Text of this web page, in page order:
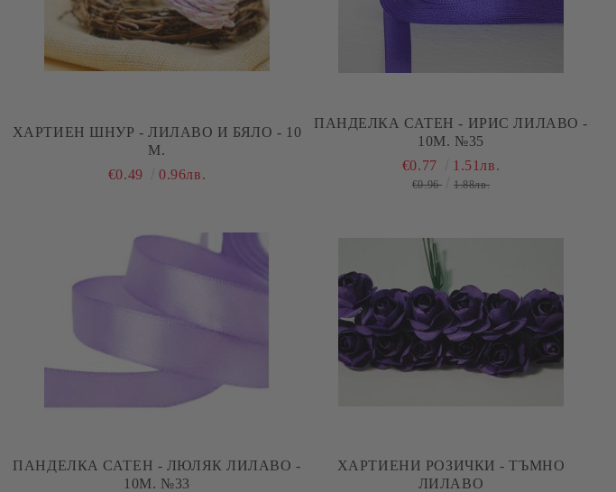
ХАРТИЕН ШНУР - ЛИЛАВО И БЯЛО - 10
М.
€0.49
0.96лв.
ПАНДЕЛКА САТЕН - ИРИС ЛИЛАВО -
10М. №35
€0.77 1.51лв.
€0.96 1.88лв.
ПАНДЕЛКА САТЕН - ЛЮЛЯК ЛИЛАВО -
10М. №33
ХАРТИЕНИ РОЗИЧКИ - ТЪМНО
ЛИЛАВО